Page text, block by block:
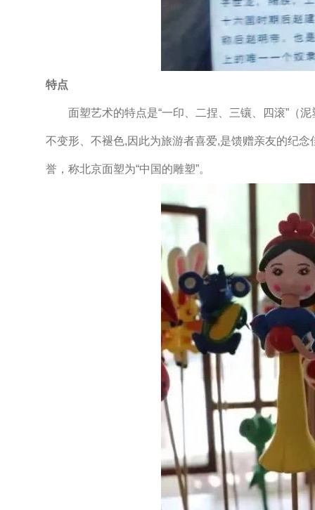
特点
面塑艺术的特点是“一印、二捏、三镶、四滚”（泥
不变形、不褪色,因此为旅游者喜爱,是馈赠亲友的纪
誉，称北京面塑为“中国的雕塑”。